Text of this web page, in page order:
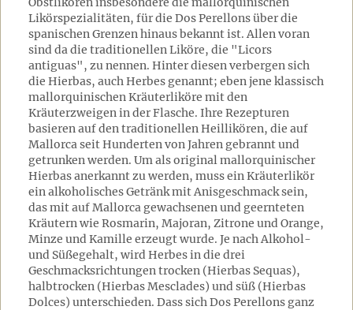
Likörspezialitäten, für die Dos Perellons über die
spanischen Grenzen hinaus bekannt ist. Allen voran
sind da die traditionellen Liköre, die "Licors
antiguas", zu nennen. Hinter diesen verbergen sich
die Hierbas, auch Herbes genannt; eben jene klassisch
mallorquinischen Kräuterliköre mit den
Kräuterzweigen in der Flasche. Ihre Rezepturen
basieren auf den traditionellen Heillikören, die auf
Mallorca seit Hunderten von Jahren gebrannt und
getrunken werden. Um als original mallorquinischer
Hierbas anerkannt zu werden, muss ein Kräuterlikör
ein alkoholisches Getränk mit Anisgeschmack sein,
das mit auf Mallorca gewachsenen und geernteten
Kräutern wie Rosmarin, Majoran, Zitrone und Orange,
Minze und Kamille erzeugt wurde. Je nach Alkohol-
und Süßegehalt, wird Herbes in die drei
Geschmacksrichtungen trocken (Hierbas Sequas),
halbtrocken (Hierbas Mesclades) und süß (Hierbas
Dolces) unterschieden. Dass sich Dos Perellons ganz